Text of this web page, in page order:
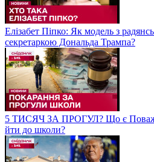
Елізабет Піпко: Як модель з
секретаркою Дональда Трампа?
5 ТИСЯЧ ЗА ПРОГУЛ? Що є
йти до школи?